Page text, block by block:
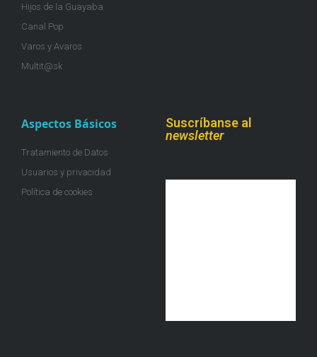
Hijos de la Guayaba
Canal Pop
Varos y Avaros
Multit@sk
Aspectos Básicos
Tratamiento de Datos
Usuarios y privacidad
Política de cookies
Suscríbanse al
newsletter